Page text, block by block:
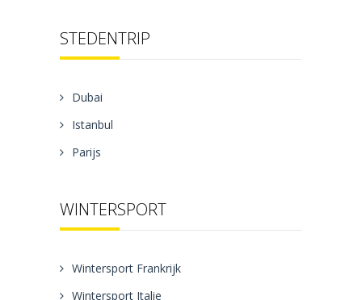
STEDENTRIP
Dubai
Istanbul
Parijs
WINTERSPORT
Wintersport Frankrijk
Wintersport Italie